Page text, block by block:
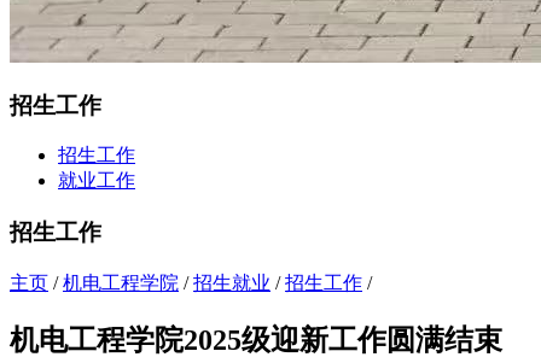
招生工作
招生工作
就业工作
招生工作
主页 /机电工程学院 /招生就业 /招生工作 /
机电工程学院2025级迎新工作圆满结束